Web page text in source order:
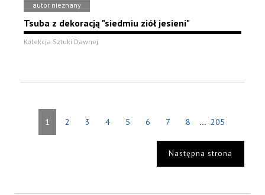
autor nieznany
Tsuba z dekoracją "siedmiu ziół jesieni"
Kolekcja Sztuki Dawnej
1 2 3 4 5 6 7 8 ... 205
Następna strona